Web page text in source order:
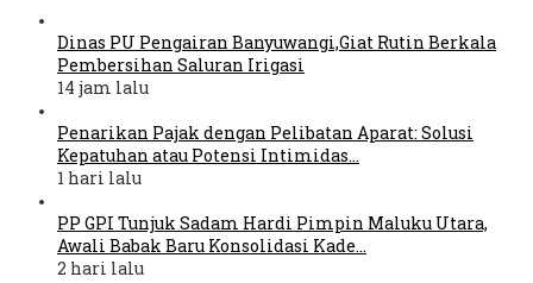
Dinas PU Pengairan Banyuwangi,Giat Rutin Berkala
Pembersihan Saluran Irigasi
14 jam lalu
Penarikan Pajak dengan Pelibatan Aparat: Solusi
Kepatuhan atau Potensi Intimidas…
1 hari lalu
PP GPI Tunjuk Sadam Hardi Pimpin Maluku Utara,
Awali Babak Baru Konsolidasi Kade…
2 hari lalu